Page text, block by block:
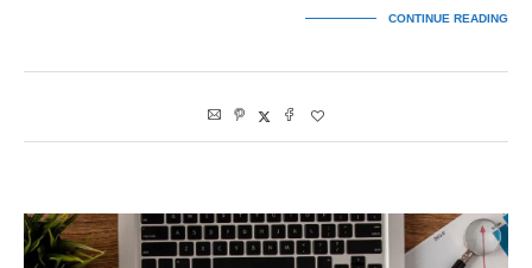
CONTINUE READING